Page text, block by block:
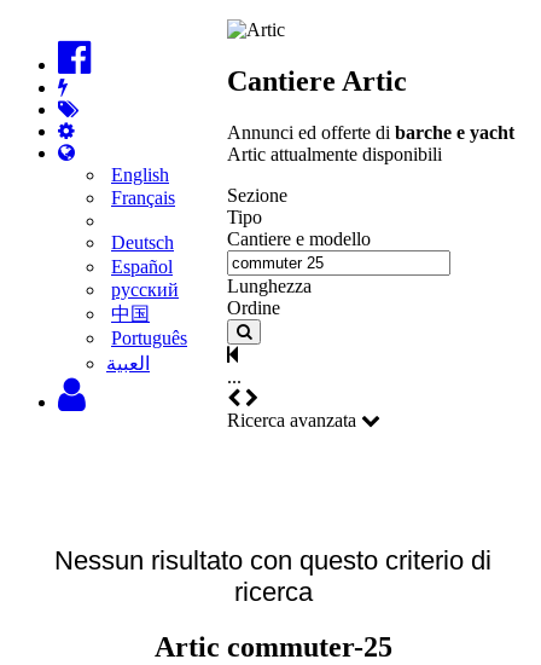
English
Français
Deutsch
Español
русский
中国
Português
‫العبية
Cantiere Artic
Annunci ed offerte di barche e yacht
Artic attualmente disponibili
Sezione
Tipo
Cantiere e modello
Lunghezza
Ordine
...
Ricerca avanzata
Nessun risultato con questo criterio di
ricerca
Artic commuter-25